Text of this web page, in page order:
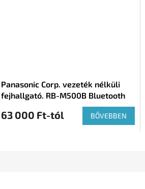
Panasonic Corp. vezeték nélküli
fejhallgató. RB-M500B Bluetooth
63 000 Ft-tól BŐVEBBEN